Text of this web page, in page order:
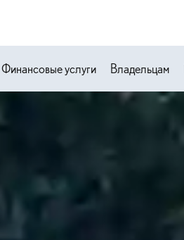
Финансовые услуги Владельцам